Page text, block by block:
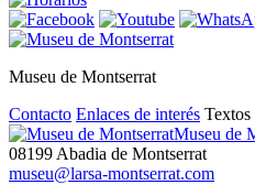
Museu de Montserrat
Contacto Enlaces de interés Textos
Museu de
08199 Abadia de Montserrat
museu@larsa-montserrat.com